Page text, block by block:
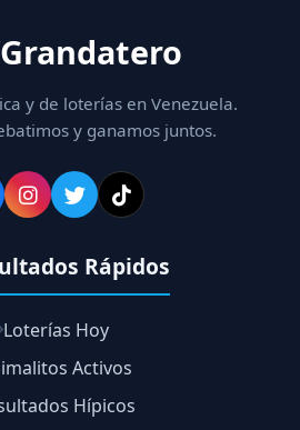
y de loterías en Venezuela.
y ganamos juntos.
Rápidos
Loterías Hoy
Activos
Hípicos